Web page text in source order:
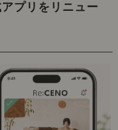
プリをリニュー